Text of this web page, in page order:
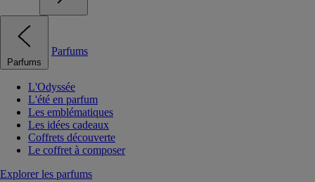
Parfums
Parfums
L'Odyssée
L'été en parfum
Les emblématiques
Les idées cadeaux
Coffrets découverte
Le coffret à composer
Explorer les parfums